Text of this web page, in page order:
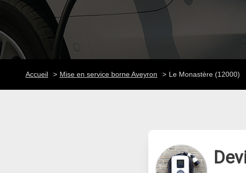
Accueil Mise en service borne Aveyron Le Monastère (12000)